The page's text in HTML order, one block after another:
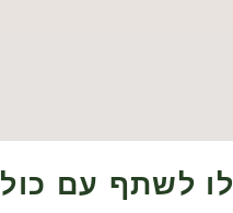
לשתף עם